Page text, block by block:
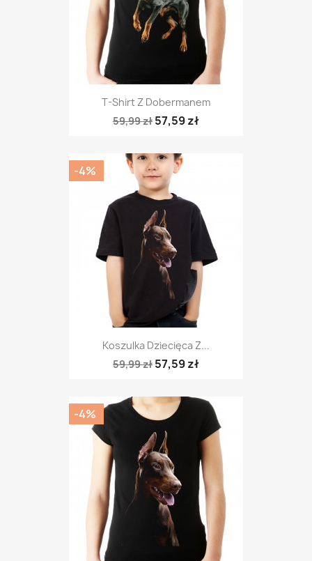
T-Shirt Z Dobermanem
59,99 zł 57,59 zł
Koszulka Dziecięca Z...
59,99 zł 57,59 zł
-4%
-4%